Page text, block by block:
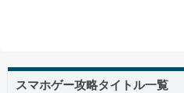
スマホゲー攻略タイトル一覧